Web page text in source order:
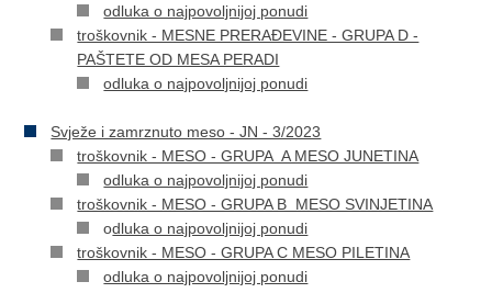
odluka o najpovoljnijoj ponudi
troškovnik - MESNE PRERAĐEVINE - GRUPA D -
PAŠTETE OD MESA PERADI
odluka o najpovoljnijoj ponudi
Svježe i zamrznuto meso - JN - 3/2023
troškovnik - MESO - GRUPA A MESO JUNETINA
odluka o najpovoljnijoj ponudi
troškovnik - MESO - GRUPA B MESO SVINJETINA
odluka o najpovoljnijoj ponudi
troškovnik - MESO - GRUPA C MESO PILETINA
odluka o najpovoljnijoj ponudi